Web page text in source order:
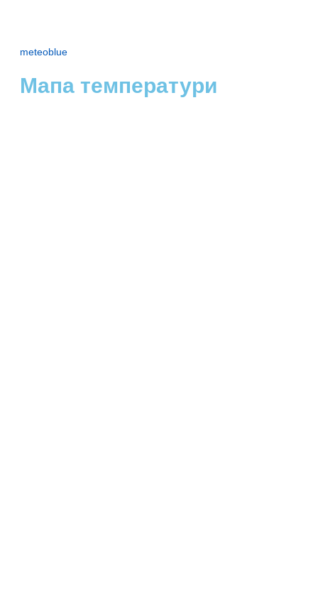
meteoblue
Мапа температури